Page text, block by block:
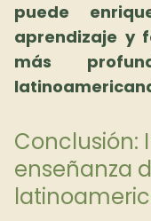
puede
aprendizaje y
más
Conclusión:
enseñanza